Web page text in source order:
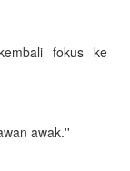
fokus ke
awak.''